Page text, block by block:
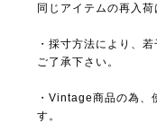
同じアイテムの再入荷
・採寸方法により、
ご了承下さい。
・Vintage商品の為、
す。